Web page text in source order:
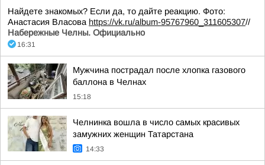
Найдете знакомых? Если да, то дайте реакцию. Фото:
Анастасия Власова https://vk.ru/album-95767960_311605307//
Набережные Челны. Официально
16:31
Мужчина пострадал после хлопка газового
баллона в Челнах
15:18
Челнинка вошла в число самых красивых
замужних женщин Татарстана
14:33